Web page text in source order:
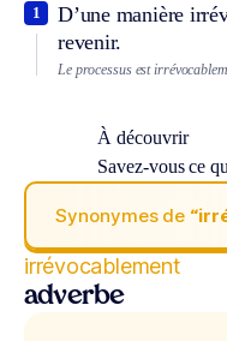
D’une manière
revenir.
1
Le processus est
À découvrir
Savez-vous ce
Synonymes de
irrévocablement
adverbe